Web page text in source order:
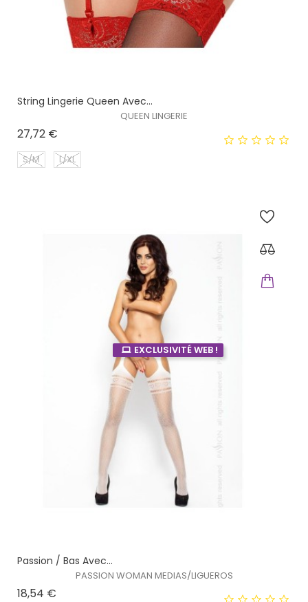
String Lingerie Queen Avec...
QUEEN LINGERIE
27,72 €
S/M L/XL
EXCLUSIVITÉ WEB !
Passion / Bas Avec...
PASSION WOMAN MEDIAS/LIGUEROS
18,54 €